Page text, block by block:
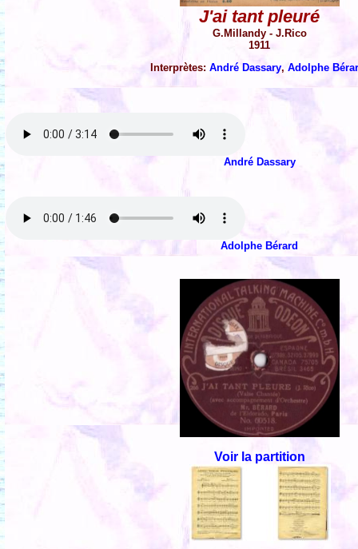
J'ai tant pleuré
G.Millandy - J.Rico
1911
Interprètes:André Dassary,Adolphe
André Dassary
Adolphe Bérard
Voir la partition